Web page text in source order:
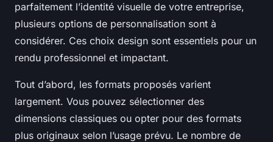
parfaitement l’identité visuelle de votre entreprise,
plusieurs options de personnalisation sont à
considérer. Ces choix design sont essentiels pour un
rendu professionnel et impactant.
Tout d’abord, les formats proposés varient
largement. Vous pouvez sélectionner des
dimensions classiques ou opter pour des formats
plus originaux selon l’usage prévu. Le nombre de